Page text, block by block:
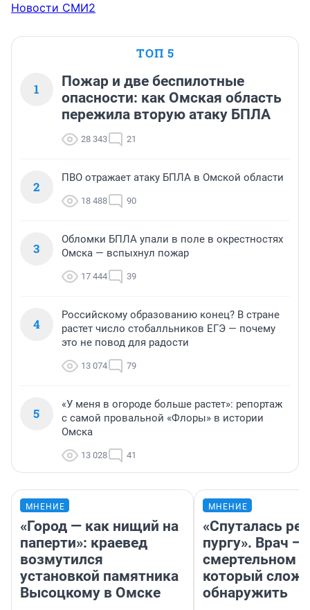
Новости СМИ2
ТОП 5
1
Пожар и две беспилотные
опасности: как Омская область
пережила вторую атаку БПЛА
28 343 21
2
ПВО отражает атаку БПЛА в Омской области
18 488 90
3
Обломки БПЛА упали в поле в окрестностях
Омска — вспыхнул пожар
17 444 39
4
Российскому образованию конец? В стране
растет число стобалльников ЕГЭ — почему
это не повод для радости
13 074 79
5
«У меня в огороде больше растет»: репортаж
с самой провальной «Флоры» в истории
Омска
13 028 41
МНЕНИЕ
«Город — как нищий на
паперти»: краевед
возмутился
установкой памятника
Высоцкому в Омске
МНЕНИЕ
«Спуталась
пургу». Врач —
смертельном
который
обнаружить